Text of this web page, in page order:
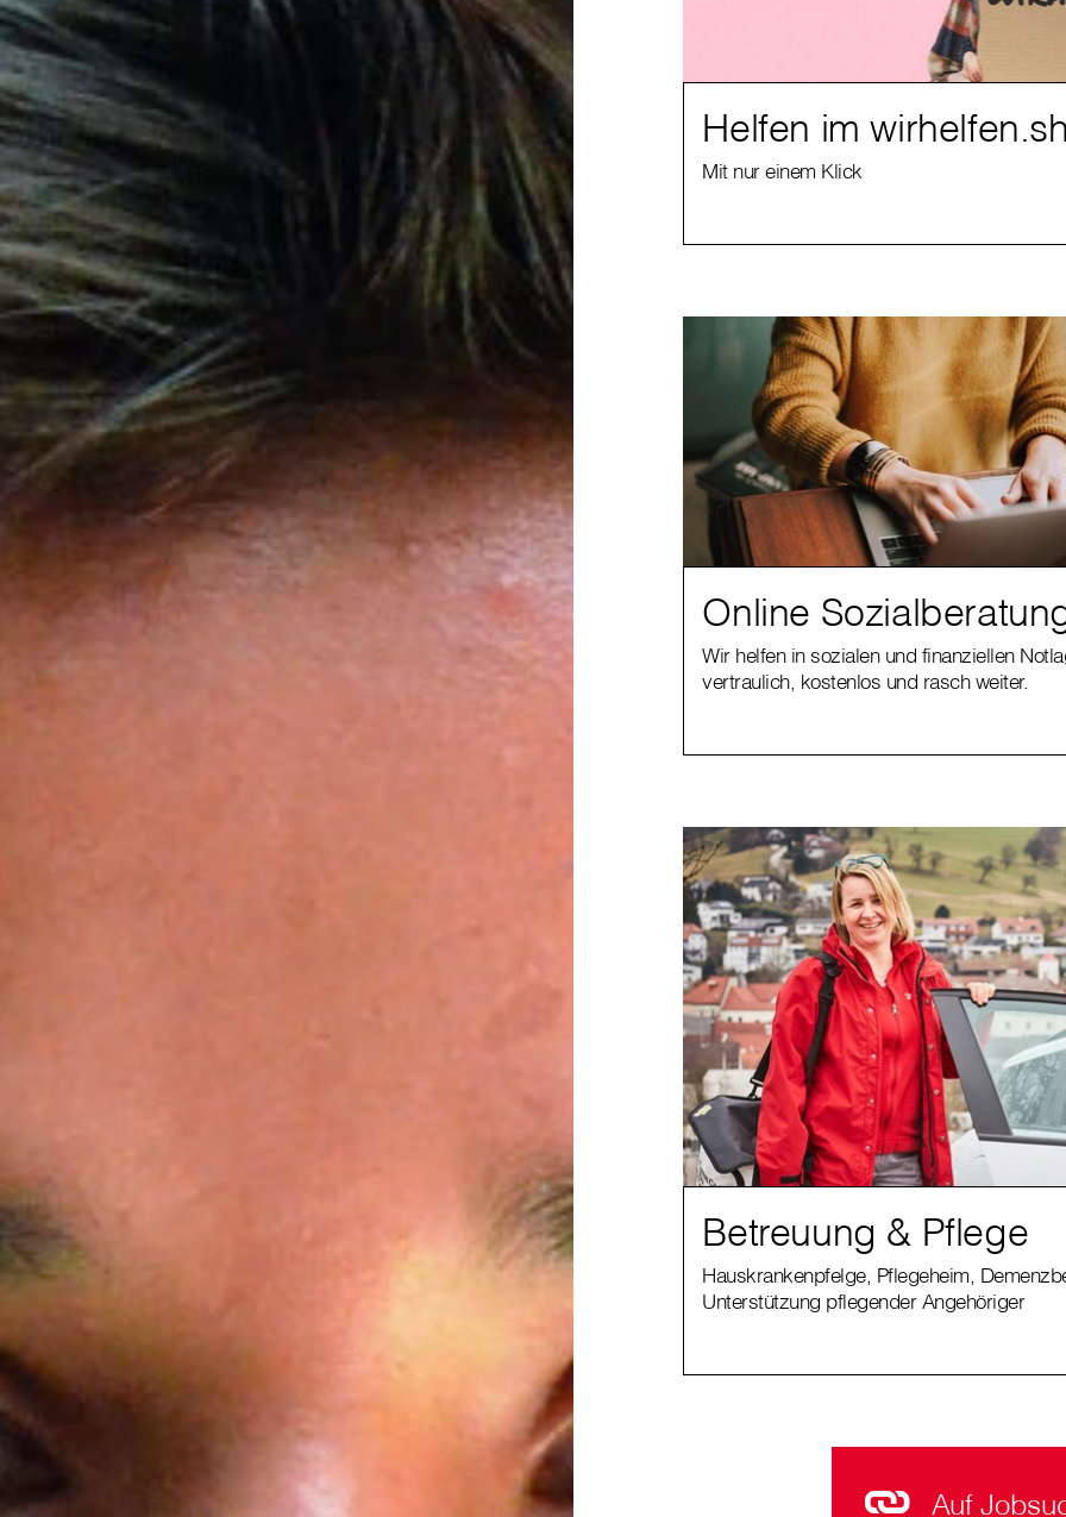
Helfen im
Mit nur einem Klick
Online
Wir helfen in sozialen und finanziellen
vertraulich, kostenlos und rasch weiter.
Betreuung & Pflege
Hauskrankenpfelge, Pflegeheim,
Unterstützung pflegender Angehöriger
Auf